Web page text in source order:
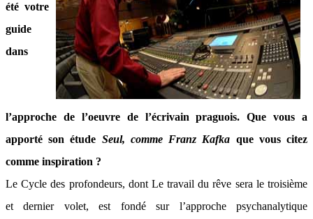
été votre
guide
dans
l’approche de l’oeuvre de l’écrivain praguois. Que vous a
apporté son étude Seul, comme Franz Kafka que vous citez
comme inspiration ?
Le Cycle des profondeurs, dont Le travail du rêve sera le troisième
et dernier volet, est fondé sur l’approche psychanalytique